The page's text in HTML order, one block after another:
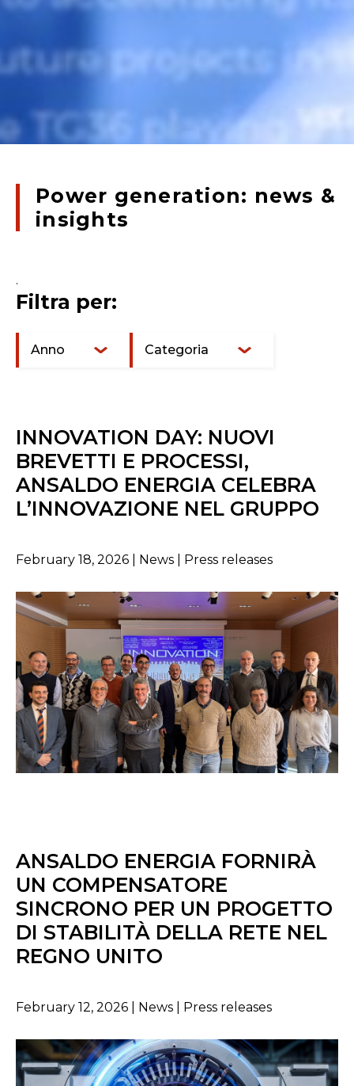
Power generation: news &
insights
.
Filtra per:
Anno Categoria
INNOVATION DAY: NUOVI
BREVETTI E PROCESSI,
ANSALDO ENERGIA CELEBRA
L’INNOVAZIONE NEL GRUPPO
February 18, 2026 | News | Press releases
ANSALDO ENERGIA FORNIRÀ
UN COMPENSATORE
SINCRONO PER UN PROGETTO
DI STABILITÀ DELLA RETE NEL
REGNO UNITO
February 12, 2026 | News | Press releases